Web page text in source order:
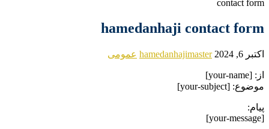
contact form
hamedanhaji contact form
اکتبر 6, 2024 hamedanhajimaster عمومی
از: [your-name]
موضوع: [your-subject]
پیام:
[your-message]